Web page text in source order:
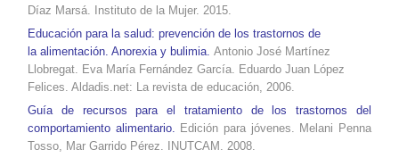
Díaz Marsá. Instituto de la Mujer. 2015.
Educación para la salud: prevención de los trastornos de
la alimentación. Anorexia y bulimia. Antonio José Martínez
Llobregat. Eva María Fernández García. Eduardo Juan López
Felices. Aldadis.net: La revista de educación, 2006.
Guía de recursos para el tratamiento de los trastornos del
comportamiento alimentario. Edición para jóvenes. Melani Penna
Tosso, Mar Garrido Pérez. INUTCAM. 2008.